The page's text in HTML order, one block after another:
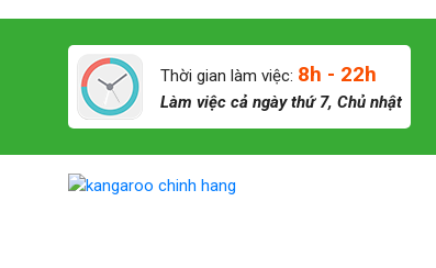
Thời gian làm việc: 8h - 22h
Làm việc cả ngày thứ 7, Chủ nhật